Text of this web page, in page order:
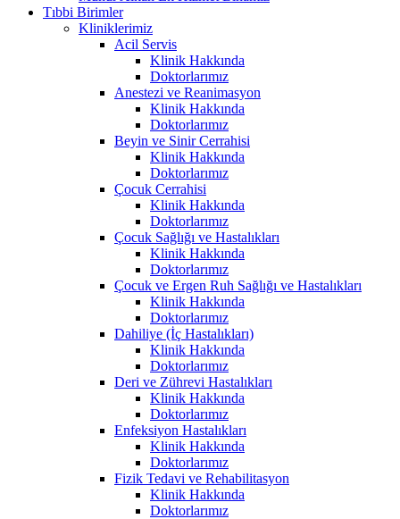
Tıbbi Birimler
Kliniklerimiz
Acil Servis
Klinik Hakkında
Doktorlarımız
Anestezi ve Reanimasyon
Klinik Hakkında
Doktorlarımız
Beyin ve Sinir Cerrahisi
Klinik Hakkında
Doktorlarımız
Çocuk Cerrahisi
Klinik Hakkında
Doktorlarımız
Çocuk Sağlığı ve Hastalıkları
Klinik Hakkında
Doktorlarımız
Çocuk ve Ergen Ruh Sağlığı ve Hastalıkları
Klinik Hakkında
Doktorlarımız
Dahiliye (İç Hastalıkları)
Klinik Hakkında
Doktorlarımız
Deri ve Zührevi Hastalıkları
Klinik Hakkında
Doktorlarımız
Enfeksiyon Hastalıkları
Klinik Hakkında
Doktorlarımız
Fizik Tedavi ve Rehabilitasyon
Klinik Hakkında
Doktorlarımız